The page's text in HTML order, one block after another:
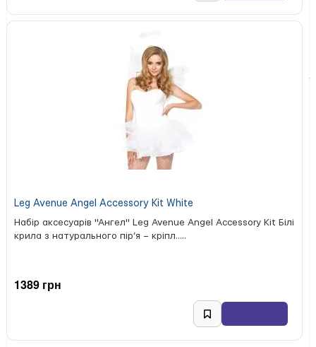
Leg Avenue Angel Accessory Kit White
Набір аксесуарів "Ангел" Leg Avenue Angel Accessory Kit Білі
крила з натурального пір’я – кріпл.....
1389 грн